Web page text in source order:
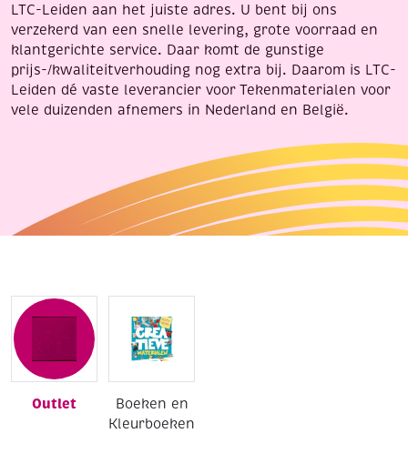
LTC-Leiden aan het juiste adres. U bent bij ons
verzekerd van een snelle levering, grote voorraad en
klantgerichte service. Daar komt de gunstige
prijs-/kwaliteitverhouding nog extra bij. Daarom is LTC-
Leiden dé vaste leverancier voor Tekenmaterialen voor
vele duizenden afnemers in Nederland en België.
Outlet
Boeken en
Kleurboeken